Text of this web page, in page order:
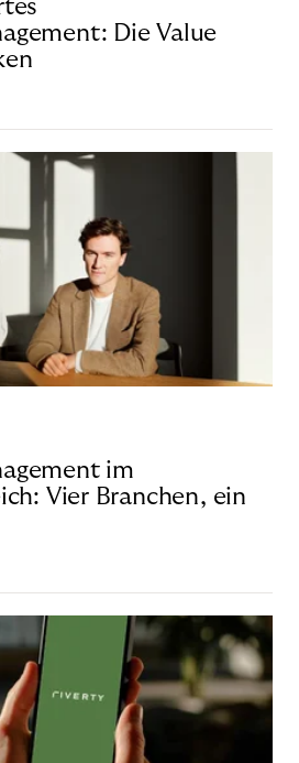
Die Value
im
Vier Branchen, ein